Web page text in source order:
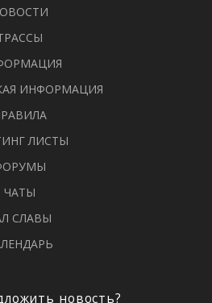
ИНФОРМАЦИЯ
ЛИСТЫ
ЧАТЫ
СЛАВЫ
новость?